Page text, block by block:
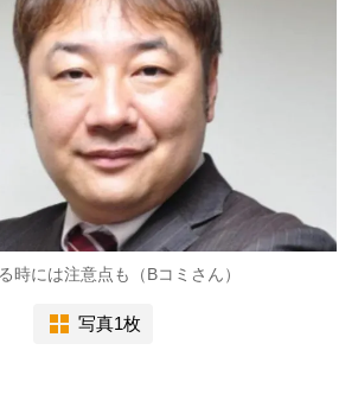
時には注意点も（Bコミさん）
写真1枚